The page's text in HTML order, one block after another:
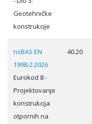
Geotehničke
konstrukcije
nsBAS EN
1998-2:2026
Eurokod 8 -
Projektovanje
konstrukcija
otpornih na
40.20